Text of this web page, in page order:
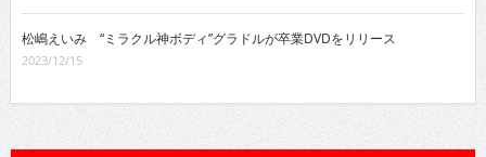
松嶋えいみ “ミラクル神ボディ”グラドルが卒業DVDをリリース
2023/12/15